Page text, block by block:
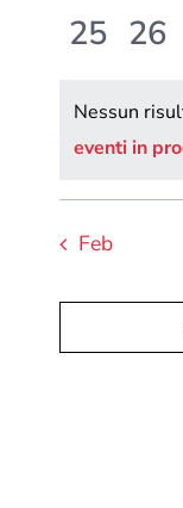
eventi,
0
25 0
26
Nessun
eventi in
Feb